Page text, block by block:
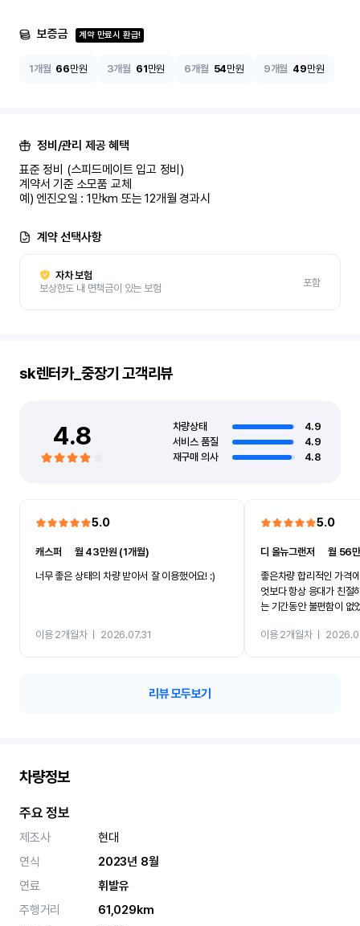
보증금 계약 만료시 환급!
1개월 66만원 3개월 61만원 6개월 54만원 9개월 49만원
정비/관리 제공 혜택
표준 정비 (스피드메이트 입고 정비)
계약서 기준 소모품 교체
예) 엔진오일 : 1만km 또는 12개월 경과시
계약 선택사항
자차 보험
보상한도 내 면책금이 있는 보험
포함
sk렌터카_중장기 고객리뷰
4.8 차량상태
4.9
서비스 품질
4.9
재구매 의사
4.8
5.0
캐스퍼
월 43만원 (1개월)
너무 좋은 상태의 차량 받아서 잘 이용했어요! :)
이용 2개월차ㅣ 2026.07.31
5.0
디 올뉴그랜저 ㅣ월 56
좋은차량 합리적인 가격
엇보다 항상 응대가 친절
는 기간동안 불편함이 없
카 렌트 고민없이 강추합
이용 2개월차ㅣ
리뷰 모두보기
차량정보
주요 정보
제조사
현대
연식
2023년 8월
연료
휘발유
주행거리
61,029km